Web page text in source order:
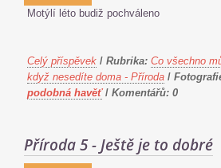
Motýlí léto budiž pochváleno
Celý příspěvek / Rubrika: Co všechno
když nesedíte doma - Příroda /
podobná havěť / Komentářů: 0
Příroda 5 - Ještě je to dobré